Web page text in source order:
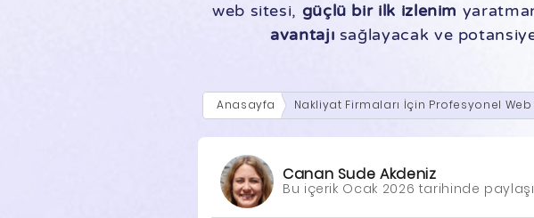
web sitesi, güçlü bir ilk izlenim
avantajı sağlayacak ve
Anasayfa Nakliyat Firmaları İçin Profesyonel Web
Canan Sude Akdeniz
Bu içerik Ocak 2026 tarihinde